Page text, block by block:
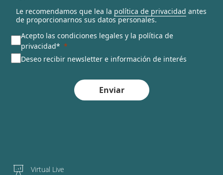
Le recomendamos que lea la política de privacidad antes
de proporcionarnos sus datos personales.
Acepto las condiciones legales y la política de
privacidad*
Deseo recibir newsletter e información de interés
Enviar
Virtual Live